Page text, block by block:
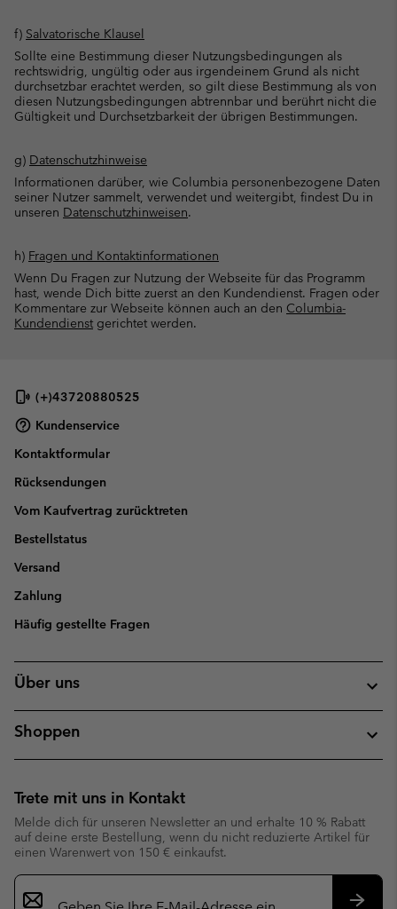
f) Salvatorische Klausel
Sollte eine Bestimmung dieser Nutzungsbedingungen als
rechtswidrig, ungültig oder aus irgendeinem Grund als nicht
durchsetzbar erachtet werden, so gilt diese Bestimmung als von
diesen Nutzungsbedingungen abtrennbar und berührt nicht die
Gültigkeit und Durchsetzbarkeit der übrigen Bestimmungen.
g) Datenschutzhinweise
Informationen darüber, wie Columbia personenbezogene Daten
seiner Nutzer sammelt, verwendet und weitergibt, findest Du in
unseren Datenschutzhinweisen.
h) Fragen und Kontaktinformationen
Wenn Du Fragen zur Nutzung der Webseite für das Programm
hast, wende Dich bitte zuerst an den Kundendienst. Fragen oder
Kommentare zur Webseite können auch an den Columbia-
Kundendienst gerichtet werden.
(+)43720880525
Kundenservice
Kontaktformular
Rücksendungen
Vom Kaufvertrag zurücktreten
Bestellstatus
Versand
Zahlung
Häufig gestellte Fragen
Über uns
Shoppen
Trete mit uns in Kontakt
Melde dich für unseren Newsletter an und erhalte 10 % Rabatt
auf deine erste Bestellung, wenn du nicht reduzierte Artikel für
einen Warenwert von 150 € einkaufst.
Newsletter-
Anmeldung